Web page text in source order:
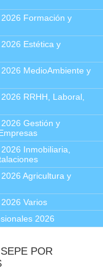
Formación y
Estética y
MedioAmbiente y
RRHH, Laboral,
Gestión y
Inmobiliaria,
Agricultura y
Varios
2026
POR